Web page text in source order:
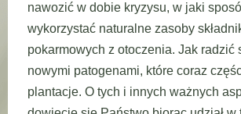
nawozić w dobie kryzysu, w jaki
wykorzystać naturalne zasoby
pokarmowych z otoczenia. Jak radzić
nowymi patogenami, które coraz
plantacje. O tych i innych ważnych